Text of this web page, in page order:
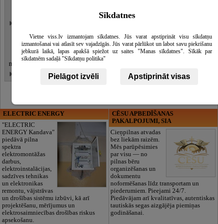
Kāzu viesu vizināšana
Skatīt
vairāk
Izbraukšana pie klientiem uz kāzu
norises vietu
Atpūta pie ūdens
ELECTRIC ENERGY
"ELECTRIC
ENERGY Kandava"
piedāvā pilna
spektra
elektromontāžas
darbus,
elektroinstalācijas,
sadzīves tehnikas
un elektronikas
remontu, vājstrāvas
un drošības sistēmu izbūvi, kā arī
projektēšanu, mērījumus un
elektrosaimniecības drošības riskus
apsekošanu.
CĒSU APBEDĪŠANAS
PAKALPOJUMI, SIA
Cieņpilnas atvadas
bez liekām raizēm.
Mēs parūpēsimies
par visu — no
pilnas bēru
organizēšanas un
dokumentu
noformēšanas līdz transportam un
piederumiem. Pieejami 24/7.
Piedāvājam arī kvalitatīvas, autentiskas
tautiskās segas aizgājēja piemiņas
godināšanai.
Sīkdatnes
Vietne viss.lv izmantojam sīkdatnes. Jūs varat apstiprināt visu sīkdatņu
izmantošanai vai atlasīt sev vajadzīgās. Jūs varat pārlūkot un labot savu piekrišanu
jebkurā laikā, lapas apakšā spiežot uz saites "Manas sīkdatnes". Sīkāk par
sīkdatnēm sadaļā "Sīkdatņu politika"
Pielāgot izvēli Apstiprināt visas